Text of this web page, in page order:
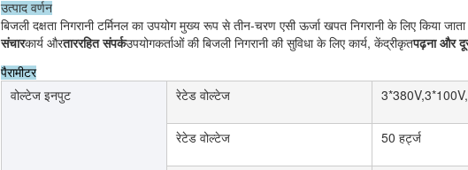
उत्पाद वर्णन
बिजली दक्षता निगरानी टर्मिनल का उपयोग मुख्य रूप से तीन-चरण एसी ऊर्जा खपत निगरानी के लिए
संचारकार्य औरताररहित संपर्कउपयोगकर्ताओं की बिजली निगरानी की सुविधा के लिए कार्य, केंद्रीकृतपढ़ना और
पैरामीटर
वोल्टेज इनपुट रेटेड वोल्टेज
रेटेड वोल्टेज 50 हर्ट्ज